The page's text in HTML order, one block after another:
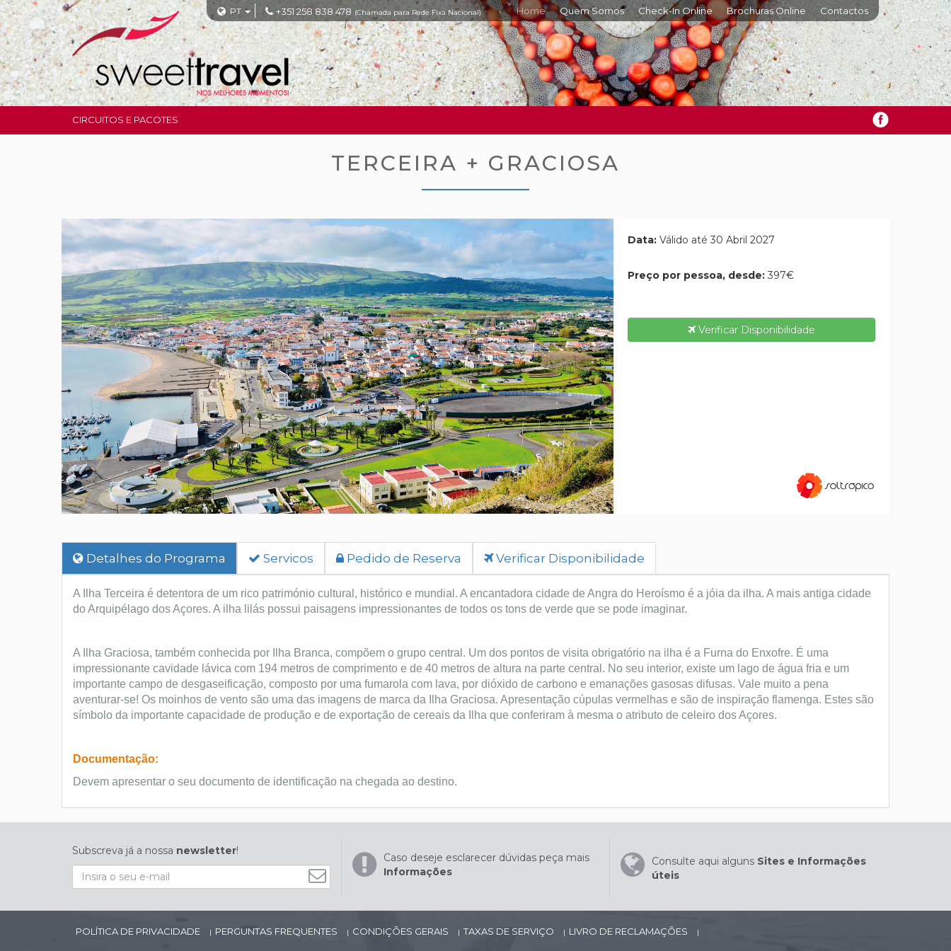
PT +351 258 838 478 (Chamada para Rede Fixa Nacional) Home Quem Somos Check-In Online Brochuras Online Contactos
CIRCUITOS E PACOTES
TERCEIRA + GRACIOSA
Data: Válido até 30 Abril 2027
Preço por pessoa, desde: 397€
Verificar Disponibilidade
Detalhes do Programa Servicos Pedido de Reserva Verificar Disponibilidade
A Ilha Terceira é detentora de um rico património cultural, histórico e mundial. A encantadora cidade de Angra do Heroísmo é a jóia da ilha. A mais antiga cidade
do Arquipélago dos Açores. A ilha lilás possui paisagens impressionantes de todos os tons de verde que se pode imaginar.
A Ilha Graciosa, também conhecida por Ilha Branca, compõem o grupo central. Um dos pontos de visita obrigatório na ilha é a Furna do Enxofre. É uma
impressionante cavidade lávica com 194 metros de comprimento e de 40 metros de altura na parte central. No seu interior, existe um lago de água fria e um
importante campo de desgaseificação, composto por uma fumarola com lava, por dióxido de carbono e emanações gasosas difusas. Vale muito a pena
aventurar-se! Os moinhos de vento são uma das imagens de marca da Ilha Graciosa. Apresentação cúpulas vermelhas e são de inspiração flamenga. Estes são
símbolo da importante capacidade de produção e de exportação de cereais da Ilha que conferiram à mesma o atributo de celeiro dos Açores.
Documentação:
Devem apresentar o seu documento de identificação na chegada ao destino.
Subscreva já a nossa newsletter!
Caso deseje esclarecer dúvidas peça mais
Informações
Consulte aqui alguns Sites e Informações
úteis
POLÍTICA DE PRIVACIDADE | PERGUNTAS FREQUENTES | CONDIÇÕES GERAIS | TAXAS DE SERVIÇO | LIVRO DE RECLAMAÇÕES |